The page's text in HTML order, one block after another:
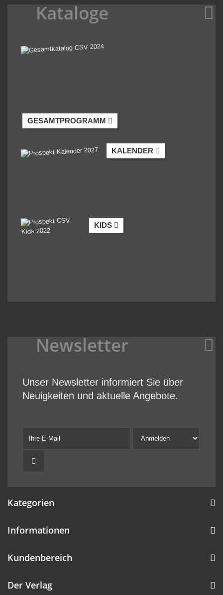
Kataloge
GESAMTPROGRAMM
KALENDER
KIDS
Newsletter
Unser Newsletter informiert Sie über
Neuigkeiten und aktuelle Angebote.
Kategorien
Informationen
Kundenbereich
Der Verlag